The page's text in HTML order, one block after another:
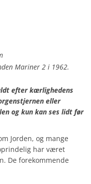
Mariner 2 i 1962.
efter kærlighedens
eller
og kun kan ses lidt før
Jorden, og mange
har været
De forekommende